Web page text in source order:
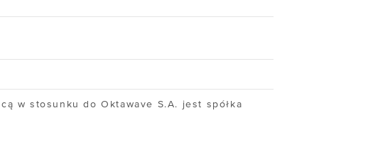
bez komplikacji
w stosunku do Oktawave S.A. jest spółka